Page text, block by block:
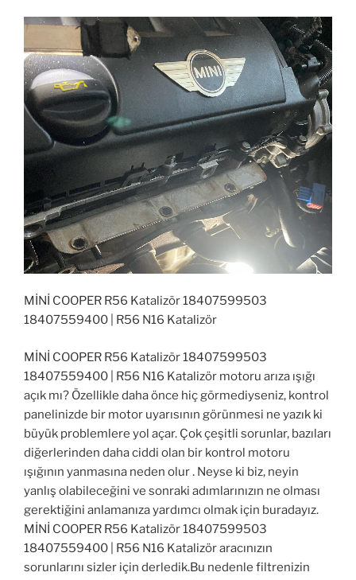
MİNİ COOPER R56 Katalizör 18407599503
18407559400 | R56 N16 Katalizör
MİNİ COOPER R56 Katalizör 18407599503
18407559400 | R56 N16 Katalizör motoru arıza ışığı
açık mı? Özellikle daha önce hiç görmediyseniz, kontrol
panelinizde bir motor uyarısının görünmesi ne yazık ki
büyük problemlere yol açar. Çok çeşitli sorunlar, bazıları
diğerlerinden daha ciddi olan bir kontrol motoru
ışığının yanmasına neden olur . Neyse ki biz, neyin
yanlış olabileceğini ve sonraki adımlarınızın ne olması
gerektiğini anlamanıza yardımcı olmak için buradayız.
MİNİ COOPER R56 Katalizör 18407599503
18407559400 | R56 N16 Katalizör aracınızın
sorunlarını sizler için derledik.Bu nedenle filtrenizin